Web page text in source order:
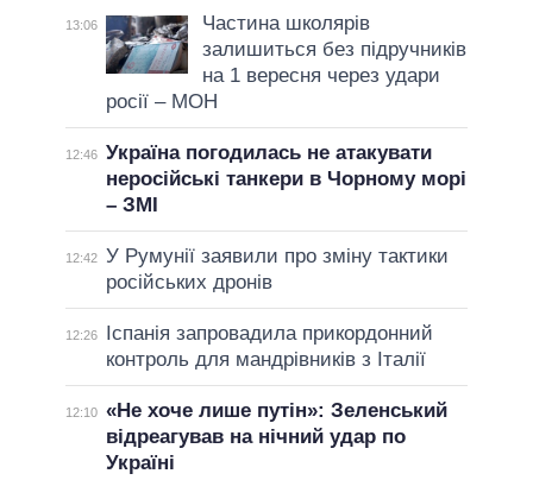
13:06
Частина школярів
залишиться без підручників
на 1 вересня через удари
росії – МОН
12:46 Україна погодилась не атакувати
неросійські танкери в Чорному морі
– ЗМІ
12:42 У Румунії заявили про зміну тактики
російських дронів
12:26
Іспанія запровадила прикордонний
контроль для мандрівників з Італії
12:10 «Не хоче лише путін»: Зеленський
відреагував на нічний удар по
Україні